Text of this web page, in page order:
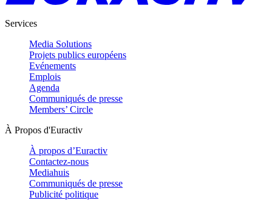
Services
Media Solutions
Projets publics européens
Evénements
Emplois
Agenda
Communiqués de presse
Members’ Circle
À Propos d'Euractiv
À propos d’Euractiv
Contactez-nous
Mediahuis
Communiqués de presse
Publicité politique